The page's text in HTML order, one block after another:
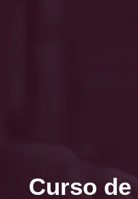
Curso de